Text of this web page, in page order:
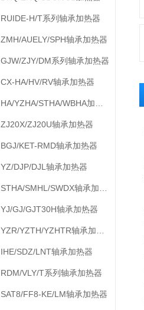
RUIDE-H/T系列轴承加热器
ZMH/AUELY/SPH轴承加热器
GJW/ZJY/DM系列轴承加热器
CX-HA/HV/RV轴承加热器
ZJ20X/ZJ20U轴承加热器
BGJ/KET-RMD轴承加热器
YZ/DJP/DJL轴承加热器
YJ/GJ/GJT30H轴承加热器
IHE/SDZ/LNT轴承加热器
RDM/VLY/T系列轴承加热器
SAT8/FF8-KE/LM轴承加热器